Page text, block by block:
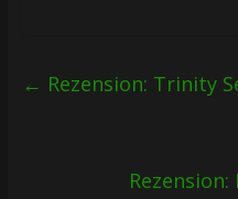
← Rezension: Trinity